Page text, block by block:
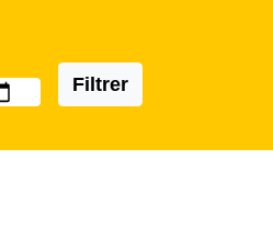
Filtrer